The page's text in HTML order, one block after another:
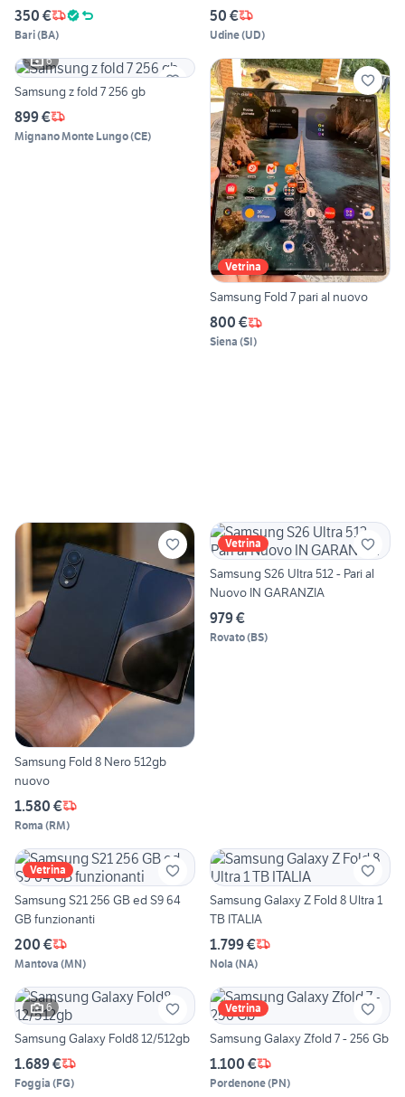
350 €
Bari(BA)
50 €
Udine(UD)
6
Samsung z fold 7 256 gb
899 €
Mignano Monte Lungo(CE)
Vetrina
Samsung Fold 7 pari al nuovo
800 €
Siena (SI)
Samsung Fold 8 Nero 512gb
nuovo
1.580 €
Roma (RM)
Vetrina
Samsung S26 Ultra 512 - Pari al
Nuovo IN GARANZIA
979 €
Rovato(BS)
Vetrina
Samsung S21 256 GB ed S9 64
GB funzionanti
200 €
Mantova (MN)
Samsung Galaxy Z Fold 8 Ultra 1
TB ITALIA
1.799 €
Nola (NA)
6
Samsung Galaxy Fold8 12/512gb
1.689 €
Foggia (FG)
Vetrina
Samsung Galaxy Zfold 7 - 256 Gb
1.100 €
Pordenone(PN)